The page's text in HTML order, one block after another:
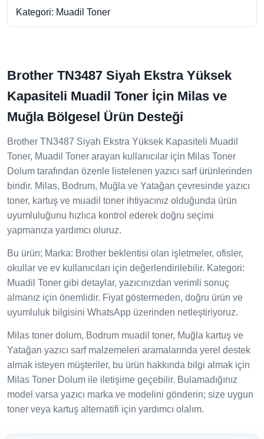
Kategori: Muadil Toner
Brother TN3487 Siyah Ekstra Yüksek
Kapasiteli Muadil Toner İçin Milas ve
Muğla Bölgesel Ürün Desteği
Brother TN3487 Siyah Ekstra Yüksek Kapasiteli Muadil
Toner, Muadil Toner arayan kullanıcılar için Milas Toner
Dolum tarafından özenle listelenen yazıcı sarf ürünlerinden
biridir. Milas, Bodrum, Muğla ve Yatağan çevresinde yazıcı
toner, kartuş ve muadil toner ihtiyacınız olduğunda ürün
uyumluluğunu hızlıca kontrol ederek doğru seçimi
yapmanıza yardımcı oluruz.
Bu ürün; Marka: Brother beklentisi olan işletmeler, ofisler,
okullar ve ev kullanıcıları için değerlendirilebilir. Kategori:
Muadil Toner gibi detaylar, yazıcınızdan verimli sonuç
almanız için önemlidir. Fiyat göstermeden, doğru ürün ve
uyumluluk bilgisini WhatsApp üzerinden netleştiriyoruz.
Milas toner dolum, Bodrum muadil toner, Muğla kartuş ve
Yatağan yazıcı sarf malzemeleri aramalarında yerel destek
almak isteyen müşteriler, bu ürün hakkında bilgi almak için
Milas Toner Dolum ile iletişime geçebilir. Bulamadığınız
model varsa yazıcı marka ve modelini gönderin; size uygun
toner veya kartuş alternatifi için yardımcı olalım.